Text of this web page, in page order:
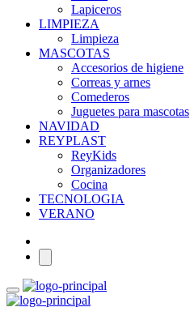
Lapiceros
LIMPIEZA
Limpieza
MASCOTAS
Accesorios de higiene
Correas y arnes
Comederos
Juguetes para mascotas
NAVIDAD
REYPLAST
ReyKids
Organizadores
Cocina
TECNOLOGIA
VERANO